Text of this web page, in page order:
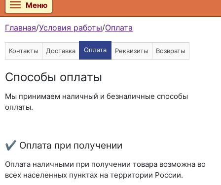
Меню
Главная/Условия работы/Оплата
Контакты Доставка Оплата Реквизиты Возвраты
Способы оплаты
Мы принимаем наличный и безналичные способы
оплаты.
✔ Оплата при получении
Оплата наличными при получении товара возможна во
всех населенных пунктах на территории России.